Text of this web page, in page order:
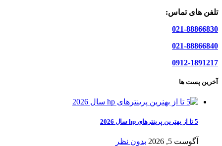
تلفن های تماس:
021-88866830
021-88866840
0912-1891217
آخرین پست ها
5 تا از بهترین پرینترهای hp سال 2026
آگوست 5, 2026 بدون نظر